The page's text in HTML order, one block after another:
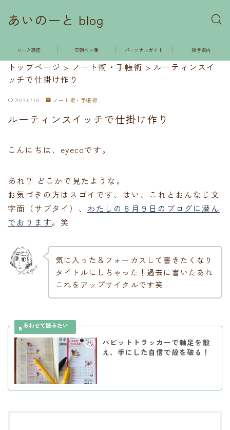
あいのーと blog
ワーク講座 早朝ペン活 パーソナルガイド 総合案内
トップページ > ノート術・手帳術 > ルーティンスイ
ッチで仕掛け作り
2023.02.09 ノート術・手帳術
ルーティンスイッチで仕掛け作り
こんにちは、eyecoです。
あれ？ どこかで見たような。
お気づきの方はスゴイです、はい、これとおんなじ文
字面（サブタイ）、 わたしの８月９日のブログに潜ん
でおります。笑
気に入った＆フォーカスして書きたくなり
タイトルにしちゃった！過去に書いたあれ
これをアップサイクルです笑
ハビットトラッカーで軸足を鍛
え、手にした自信で殻を破る！